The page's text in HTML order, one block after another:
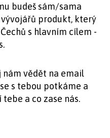
budeš sám/sama
produkt, který
s hlavním cílem -
vědět na email
se s tebou potkáme a
a co zase nás.